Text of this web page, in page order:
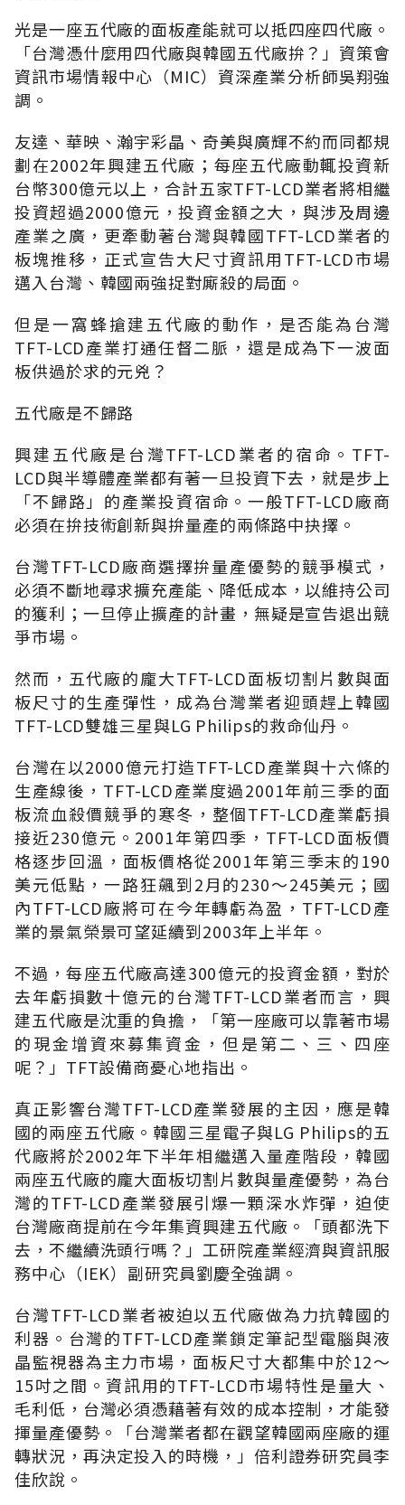
光是一座五代廠的面板產能就可以抵四座四代廠。
「台灣憑什麼用四代廠與韓國五代廠拚？」資策會
資訊市場情報中心（MIC）資深產業分析師吳翔強
調。
友達、華映、瀚宇彩晶、奇美與廣輝不約而同都規
劃在2002年興建五代廠；每座五代廠動輒投資新
台幣300億元以上，合計五家TFT-LCD業者將相繼
投資超過2000億元，投資金額之大，與涉及周邊
產業之廣，更牽動著台灣與韓國TFT-LCD業者的
板塊推移，正式宣告大尺寸資訊用TFT-LCD市場
邁入台灣、韓國兩強捉對廝殺的局面。
但是一窩蜂搶建五代廠的動作，是否能為台灣
TFT-LCD產業打通任督二脈，還是成為下一波面
板供過於求的元兇？
五代廠是不歸路
興建五代廠是台灣TFT-LCD業者的宿命。TFT-
LCD與半導體產業都有著一旦投資下去，就是步上
「不歸路」的產業投資宿命。一般TFT-LCD廠商
必須在拚技術創新與拚量產的兩條路中抉擇。
台灣TFT-LCD廠商選擇拚量產優勢的競爭模式，
必須不斷地尋求擴充產能、降低成本，以維持公司
的獲利；一旦停止擴產的計畫，無疑是宣告退出競
爭市場。
然而，五代廠的龐大TFT-LCD面板切割片數與面
板尺寸的生產彈性，成為台灣業者迎頭趕上韓國
TFT-LCD雙雄三星與LG Philips的救命仙丹。
台灣在以2000億元打造TFT-LCD產業與十六條的
生產線後，TFT-LCD產業度過2001年前三季的面
板流血殺價競爭的寒冬，整個TFT-LCD產業虧損
接近230億元。2001年第四季，TFT-LCD面板價
格逐步回溫，面板價格從2001年第三季末的190
美元低點，一路狂飆到2月的230～245美元；國
內TFT-LCD廠將可在今年轉虧為盈，TFT-LCD產
業的景氣榮景可望延續到2003年上半年。
不過，每座五代廠高達300億元的投資金額，對於
去年虧損數十億元的台灣TFT-LCD業者而言，興
建五代廠是沈重的負擔，「第一座廠可以靠著市場
的現金增資來募集資金，但是第二、三、四座
呢？」TFT設備商憂心地指出。
真正影響台灣TFT-LCD產業發展的主因，應是韓
國的兩座五代廠。韓國三星電子與LG Philips的五
代廠將於2002年下半年相繼邁入量產階段，韓國
兩座五代廠的龐大面板切割片數與量產優勢，為台
灣的TFT-LCD產業發展引爆一顆深水炸彈，迫使
台灣廠商提前在今年集資興建五代廠。「頭都洗下
去，不繼續洗頭行嗎？」工研院產業經濟與資訊服
務中心（IEK）副研究員劉慶全強調。
台灣TFT-LCD業者被迫以五代廠做為力抗韓國的
利器。台灣的TFT-LCD產業鎖定筆記型電腦與液
晶監視器為主力市場，面板尺寸大都集中於12～
15吋之間。資訊用的TFT-LCD市場特性是量大、
毛利低，台灣必須憑藉著有效的成本控制，才能發
揮量產優勢。「台灣業者都在觀望韓國兩座廠的運
轉狀況，再決定投入的時機，」倍利證券研究員李
佳欣說。